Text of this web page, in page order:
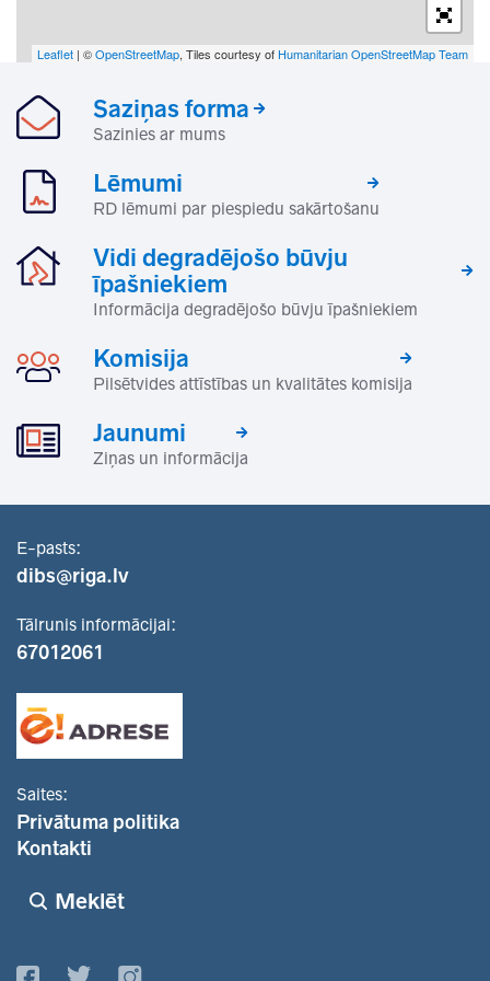
Leaflet | ©OpenStreetMap, Tiles courtesy of Humanitarian OpenStreetMap Team
Saziņas forma
Sazinies ar mums
Lēmumi
RD lēmumi par piespiedu sakārtošanu
Vidi degradējošo būvju
īpašniekiem
Informācija degradējošo būvju īpašniekiem
Komisija
Pilsētvides attīstības un kvalitātes komisija
Jaunumi
Ziņas un informācija
E-pasts:
dibs@riga.lv
Tālrunis informācijai:
67012061
Saites:
Privātuma politika
Kontakti
Meklēt